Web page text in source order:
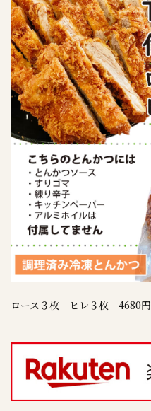
ロース３枚 ヒレ３枚 4680円